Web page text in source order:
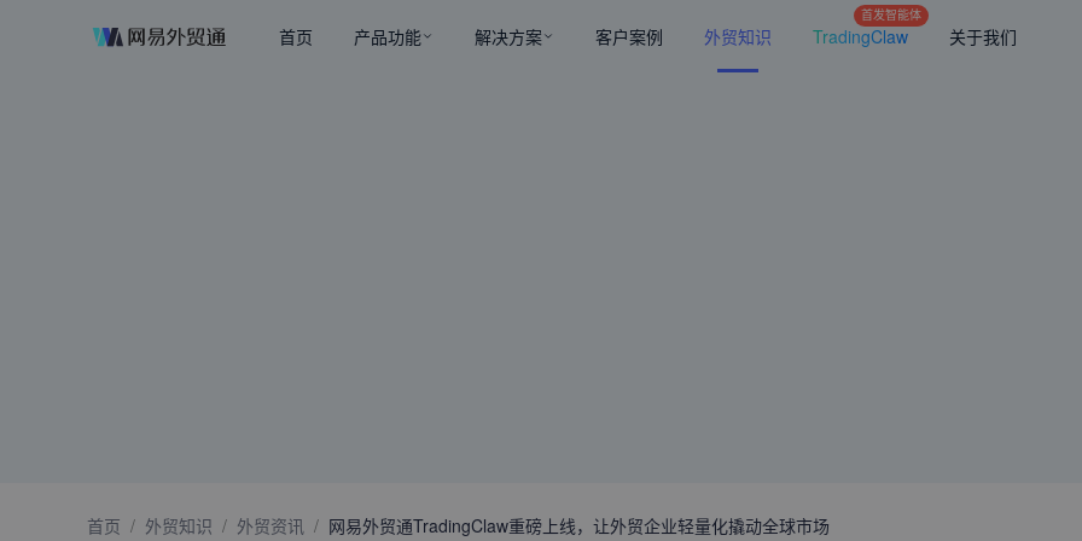
首页 产品功能 解决方案 客户案例 外贸知识 TradingClaw
首发智能体
关于我们
首页 / 外贸知识 / 外贸资讯 / 网易外贸通TradingClaw重磅上线，让外贸企业轻量化撬动全球市场